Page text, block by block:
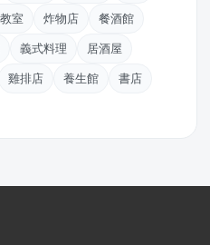
室 炸物店
餐酒館
義式料理
居酒屋
雞排店 養生館
書店